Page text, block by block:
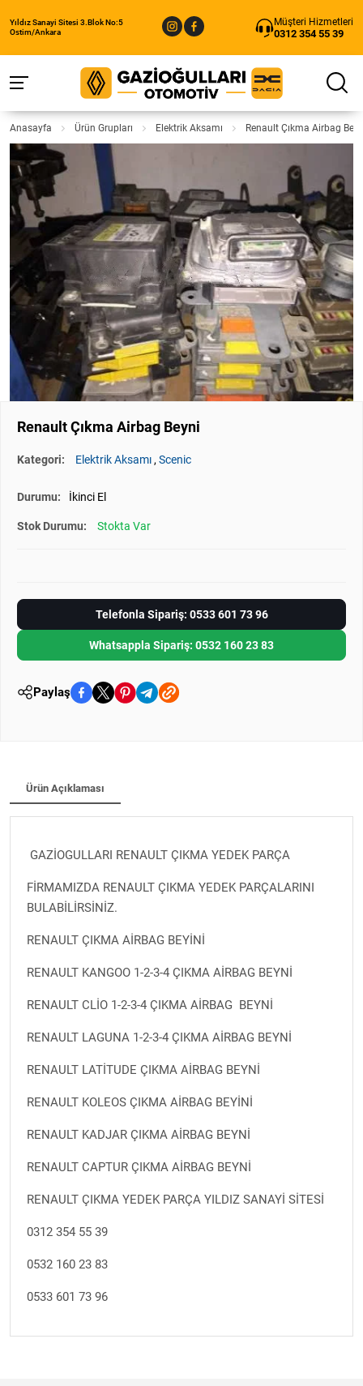
Yıldız Sanayi Sitesi 3.Blok No:5
Ostim/Ankara
Müşteri Hizmetleri
0312 354 55 39
Anasayfa Ürün Grupları Elektrik Aksamı Renault Çıkma Airbag
Renault Çıkma Airbag Beyni
Kategori: Elektrik Aksamı , Scenic
Durumu: İkinci El
Stok Durumu: Stokta Var
Telefonla Sipariş: 0533 601 73 96
Whatsappla Sipariş: 0532 160 23 83
Paylaş
Ürün Açıklaması
GAZİOGULLARI RENAULT ÇIKMA YEDEK PARÇA
FİRMAMIZDA RENAULT ÇIKMA YEDEK PARÇALARINI
BULABİLİRSİNİZ.
RENAULT ÇIKMA AİRBAG BEYİNİ
RENAULT KANGOO 1-2-3-4 ÇIKMA AİRBAG BEYNİ
RENAULT CLİO 1-2-3-4 ÇIKMA AİRBAG BEYNİ
RENAULT LAGUNA 1-2-3-4 ÇIKMA AİRBAG BEYNİ
RENAULT LATİTUDE ÇIKMA AİRBAG BEYNİ
RENAULT KOLEOS ÇIKMA AİRBAG BEYİNİ
RENAULT KADJAR ÇIKMA AİRBAG BEYNİ
RENAULT CAPTUR ÇIKMA AİRBAG BEYNİ
RENAULT ÇIKMA YEDEK PARÇA YILDIZ SANAYİ SİTESİ
0312 354 55 39
0532 160 23 83
0533 601 73 96